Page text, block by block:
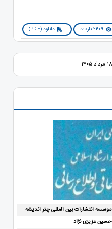
2409 بازدید دانلود (PDF)
موسسه انتشارات بین المللی چتر اندیشه
حسین عزیزی نژاد